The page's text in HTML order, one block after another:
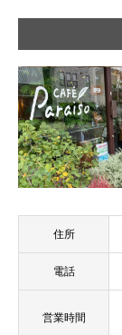
住所
電話
営業時間